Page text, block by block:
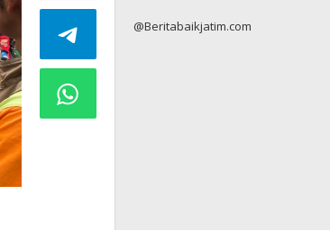
@Beritabaikjatim.com